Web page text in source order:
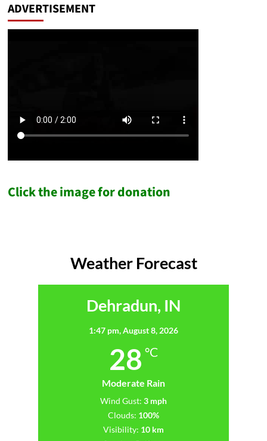
ADVERTISEMENT
Click the image for donation
Weather Forecast
Dehradun, IN
1:47 pm,August 8, 2026
28 °C
Moderate Rain
Wind Gust: 3 mph
Clouds: 100%
Visibility: 10 km